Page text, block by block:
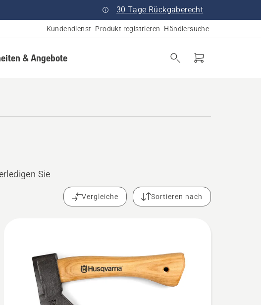
30 Tage Rückgaberecht
Kundendienst Produkt registrieren Händlersuche
& Angebote
Sie
Vergleiche Sortieren nach